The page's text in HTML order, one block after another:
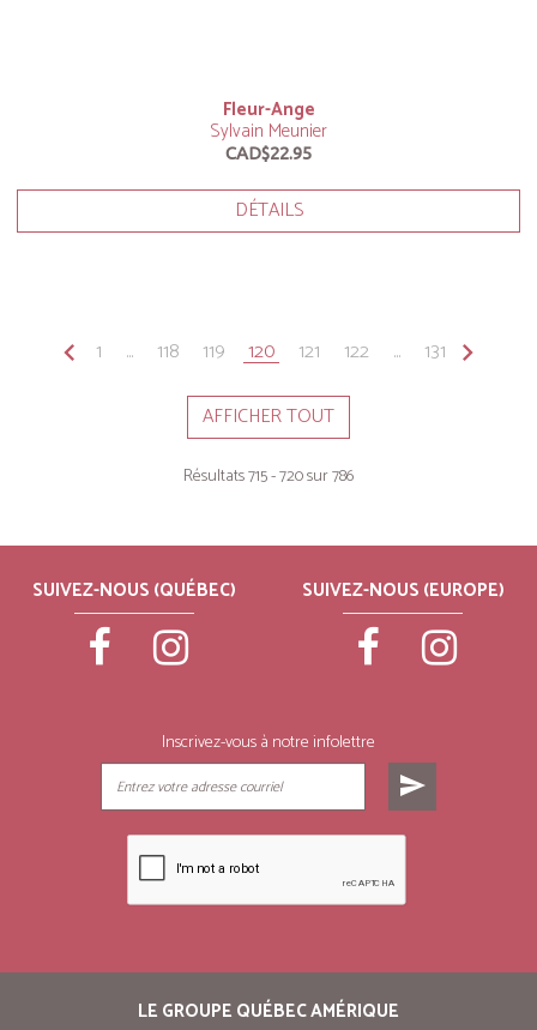
Fleur-Ange
Sylvain Meunier
CAD$22.95
DÉTAILS
keyboard_arrow_left 1 ... 118 119 120 121 122 ... 131 keyboard_arrow_right
AFFICHER TOUT
Résultats 715 - 720 sur 786
SUIVEZ-NOUS (QUÉBEC) SUIVEZ-NOUS (EUROPE)
Inscrivez-vous à notre infolettre
send
LE GROUPE QUÉBEC AMÉRIQUE